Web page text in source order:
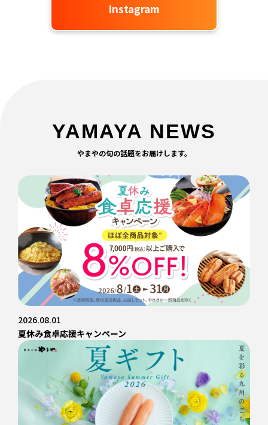
Instagram
YAMAYA NEWS
やまやの旬の話題をお届けします。
2026.08.01
夏休み食卓応援キャンペーン